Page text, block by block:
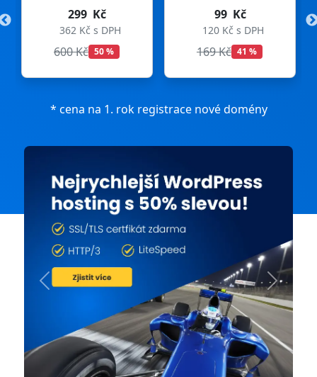
120 Kč s DPH
169 Kč
333 Kč s DPH
299 Kč
* cena na 1. rok registrace nové domény
Previous Next